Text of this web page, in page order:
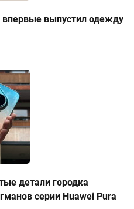
выпустил одежду
детали городка
серии Huawei Pura